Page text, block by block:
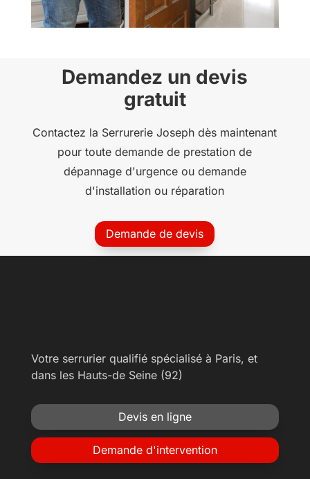
Demandez un devis
gratuit
Contactez la Serrurerie Joseph dès maintenant
pour toute demande de prestation de
dépannage d'urgence ou demande
d'installation ou réparation
Demande de devis
Votre serrurier qualifié spécialisé à Paris, et
dans les Hauts-de Seine (92)
Devis en ligne
Demande d'intervention